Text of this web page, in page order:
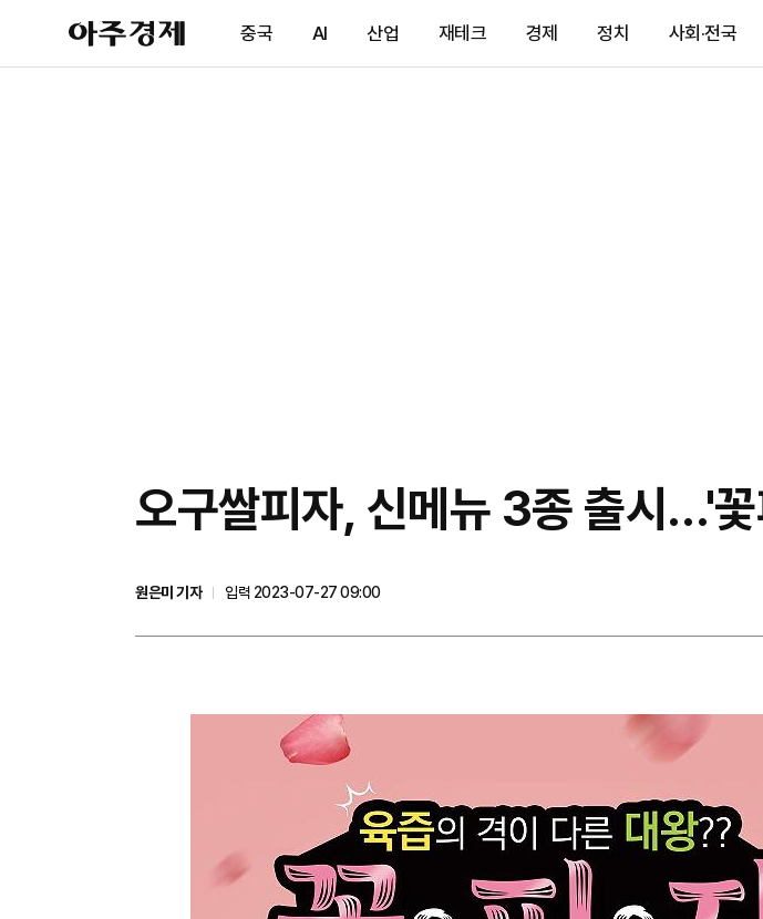
아
주
제
중국 AI 산업 재테크 경제 정치 사회·전국
오구쌀피자, 신메뉴 3종 출시…'
원은미 기자
입력 2023-07-27 09:00